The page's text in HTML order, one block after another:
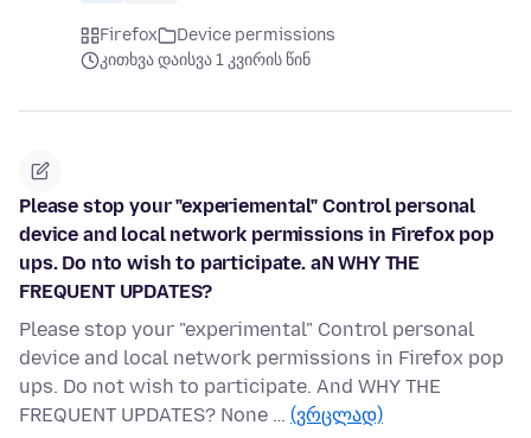
Firefox
Device permissions
კითხვა დაისვა 1 კვირის წინ
Please stop your "experiemental" Control personal
device and local network permissions in Firefox pop
ups. Do nto wish to participate. aN WHY THE
FREQUENT UPDATES?
Please stop your "experimental" Control personal
device and local network permissions in Firefox pop
ups. Do not wish to participate. And WHY THE
FREQUENT UPDATES? None … (ვრცლად)